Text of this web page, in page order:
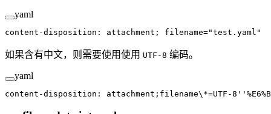
yaml
content-disposition : attachment; filename="test.yaml"
如果含有中文，则需要使用使用 UTF-8 编码。
yaml
content-disposition : attachment;filename\*=UTF-